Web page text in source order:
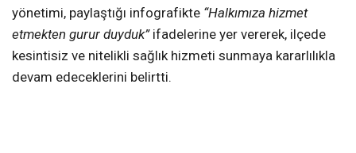
yönetimi, paylaştığı infografikte “Halkımıza hizmet
etmekten gurur duyduk”ifadelerine yer vererek, ilçede
kesintisiz ve nitelikli sağlık hizmeti sunmaya kararlılıkla
devam edeceklerini belirtti.